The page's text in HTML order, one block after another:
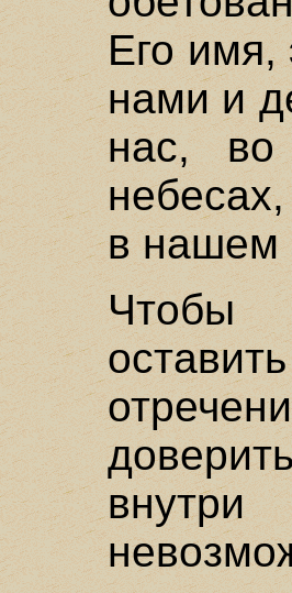
Его имя,
нами и
нас, во
в нашем
Чтобы